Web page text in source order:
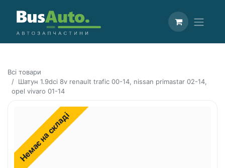
Всі товари
Шатун 1.9dci 8v renault trafic 00-14, nissan primastar 02-14,
opel vivaro 01-14
Немає на складі